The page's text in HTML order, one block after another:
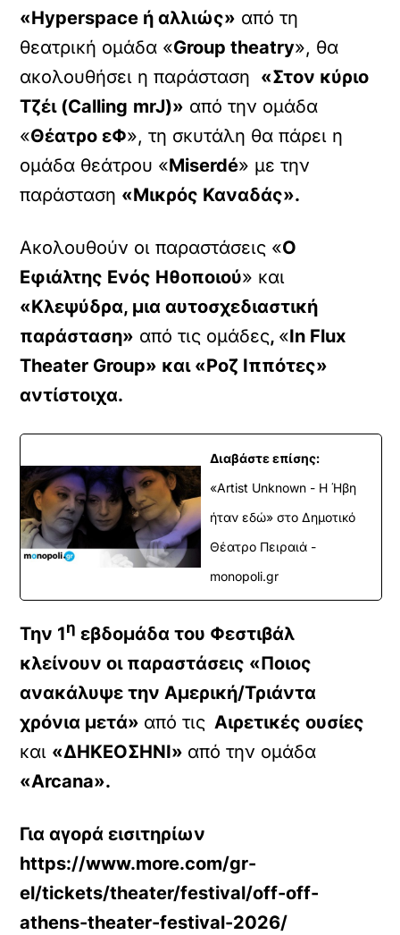
«Hyperspace ή αλλιώς» από τη
θεατρική ομάδα «Group theatry», θα
ακολουθήσει η παράσταση «Στον κύριο
Τζέι (Calling mrJ)» από την ομάδα
«Θέατρο εΦ», τη σκυτάλη θα πάρει η
ομάδα θεάτρου «Miserdé» με την
παράσταση «Μικρός Καναδάς».
Ακολουθούν οι παραστάσεις «Ο
Εφιάλτης Ενός Ηθοποιού» και
«Κλεψύδρα, μια αυτοσχεδιαστική
παράσταση» από τις ομάδες, «In Flux
Theater Group» και «Ροζ Ιππότες»
αντίστοιχα.
Διαβάστε επίσης:
«Artist Unknown - Η Ήβη
ήταν εδώ» στο Δημοτικό
Θέατρο Πειραιά -
monopoli.gr
Την 1η εβδομάδα του Φεστιβάλ
κλείνουν οι παραστάσεις «Ποιος
ανακάλυψε την Αμερική/Τριάντα
χρόνια μετά» από τις Αιρετικές ουσίες
και «ΔΗΚΕΟΣΗΝΙ» από την ομάδα
«Arcana».
Για αγορά εισιτηρίων
https://www.more.com/gr-
el/tickets/theater/festival/off-off-
athens-theater-festival-2026/